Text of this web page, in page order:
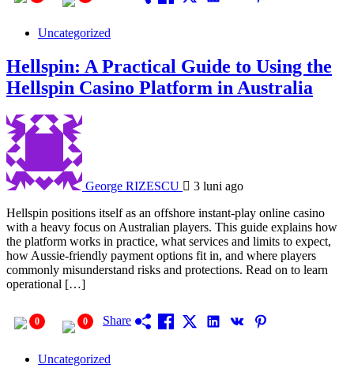
Uncategorized
Hellspin: A Practical Guide to Using the
Hellspin Casino Platform in Australia
George RIZESCU
3 luni ago
Hellspin positions itself as an offshore instant-play online casino
with a heavy focus on Australian players. This guide explains how
the platform works in practice, what services and limits to expect,
how Aussie-friendly payment options fit in, and where players
commonly misunderstand risks and protections. Read on to learn
operational […]
0 0 Share
Uncategorized